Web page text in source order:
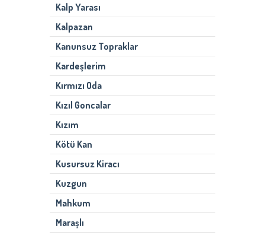
Kalp Yarası
Kalpazan
Kanunsuz Topraklar
Kardeşlerim
Kırmızı Oda
Kızıl Goncalar
Kızım
Kötü Kan
Kusursuz Kiracı
Kuzgun
Mahkum
Maraşlı